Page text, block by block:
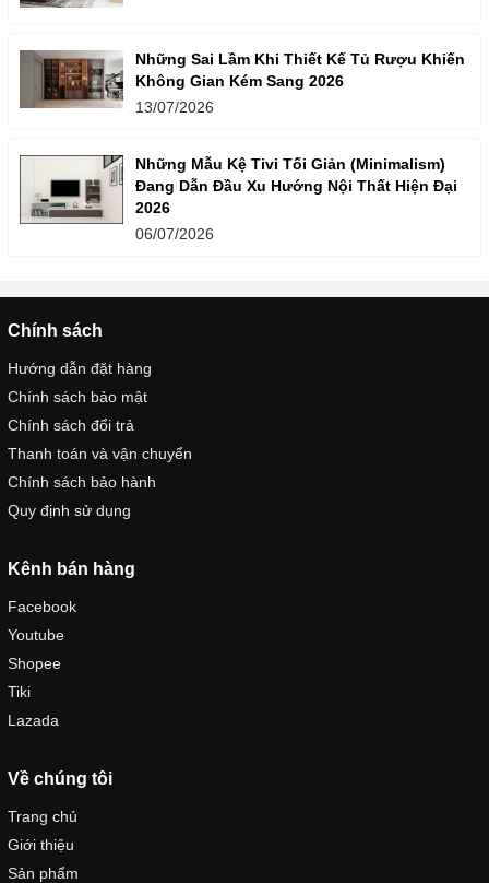
Những Sai Lầm Khi Thiết Kế Tủ Rượu Khiến
Không Gian Kém Sang 2026
13/07/2026
Những Mẫu Kệ Tivi Tối Giản (Minimalism)
Đang Dẫn Đầu Xu Hướng Nội Thất Hiện Đại
2026
06/07/2026
Chính sách
Hướng dẫn đặt hàng
Chính sách bảo mật
Chính sách đổi trả
Thanh toán và vận chuyển
Chính sách bảo hành
Quy định sử dụng
Kênh bán hàng
Facebook
Youtube
Shopee
Tiki
Lazada
Về chúng tôi
Trang chủ
Giới thiệu
Sản phẩm